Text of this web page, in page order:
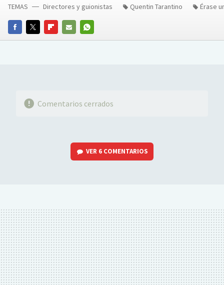
FACEBOOKTWITTERFLIPBOARD
E-
WHATSAPP
TEMAS Directores y guionistas Quentin Tarantino Érase
Comentarios cerrados
VER 6 COMENTARIOS